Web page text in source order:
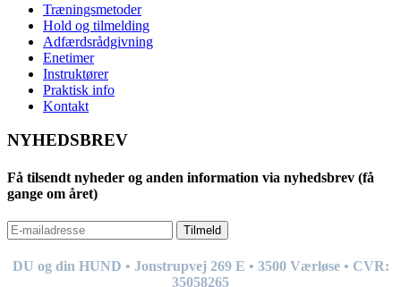
Træningsmetoder
Hold og tilmelding
Adfærdsrådgivning
Enetimer
Instruktører
Praktisk info
Kontakt
NYHEDSBREV
Få tilsendt nyheder og anden information via nyhedsbrev (få
gange om året)
Tilmeld
DU og din HUND • Jonstrupvej 269 E • 3500 Værløse • CVR:
35058265